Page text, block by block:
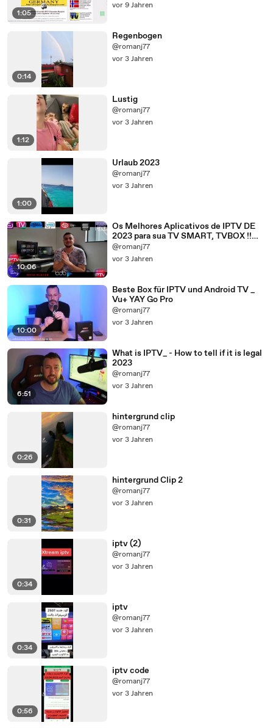
1:05
vor 9 Jahren
0:14
Regenbogen
@romanj77
vor 3 Jahren
1:12
Lustig
@romanj77
vor 3 Jahren
1:00
Urlaub 2023
@romanj77
vor 3 Jahren
10:06
Os Melhores Aplicativos de IPTV DE
2023 para sua TV SMART, TVBOX !!
[DESCUBRA AGORA]
@romanj77
vor 3 Jahren
10:00
Beste Box für IPTV und Android TV _
Vu+ YAY Go Pro
@romanj77
vor 3 Jahren
6:51
What is IPTV_ - How to tell if it is legal
2023
@romanj77
vor 3 Jahren
0:26
hintergrund clip
@romanj77
vor 3 Jahren
0:31
hintergrund Clip 2
@romanj77
vor 3 Jahren
0:34
iptv (2)
@romanj77
vor 3 Jahren
0:34
iptv
@romanj77
vor 3 Jahren
0:56
iptv code
@romanj77
vor 3 Jahren